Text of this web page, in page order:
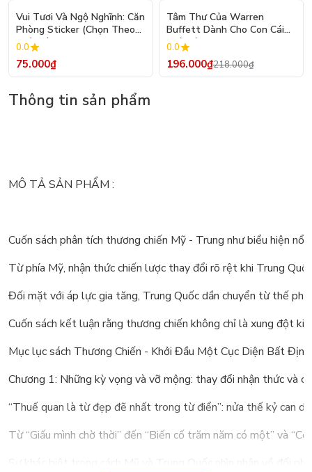
Vui Tươi Và Ngộ Nghĩnh: Căn
Phòng Sticker (Chọn Theo
Chủ Đề) - Hơn 250 Sticker
0.0
75.000₫
Tâm Thư Của Warren
Buffett Dành Cho Con Cái
(Tái Bản 2026)
0.0
196.000₫218.000₫
Thông tin sản phẩm
MÔ TẢ SẢN PHẨM :
Cuốn sách phân tích thương chiến Mỹ - Trung như biểu hiện
Từ phía Mỹ, nhận thức chiến lược thay đổi rõ rệt khi Trung
Đối mặt với áp lực gia tăng, Trung Quốc dần chuyển từ thế
Cuốn sách kết luận rằng thương chiến không chỉ là xung đột
Mục lục sách Thương Chiến - Khởi Đầu Một Cục Diện Bất Định
Chương 1: Những kỳ vọng và vỡ mộng: thay đổi nhận thức và
“Thuế quan là từ đẹp đẽ nhất trong từ điển”: nửa thế kỷ can
Từ “Giấu mình chờ thời” đến “Biến cố trăm năm có một” và